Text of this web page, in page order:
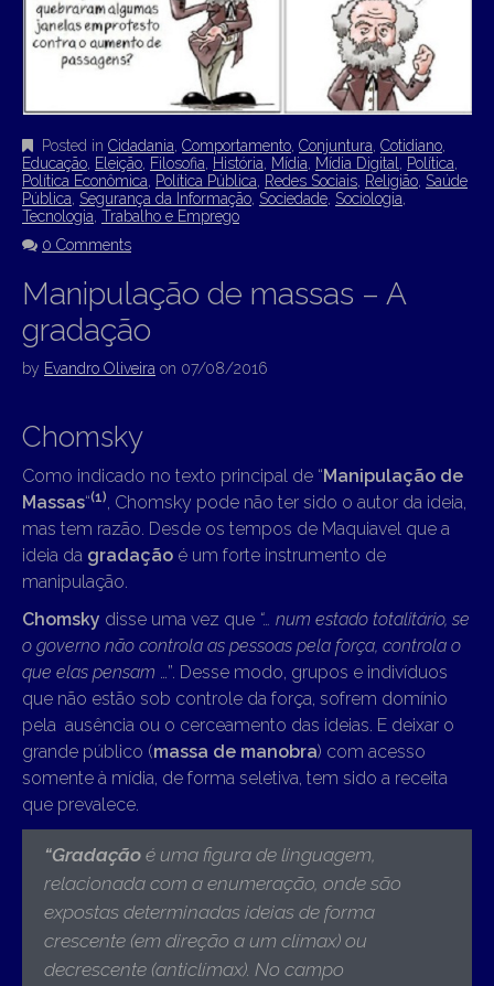
Posted in Cidadania, Comportamento, Conjuntura, Cotidiano,
Educação, Eleição, Filosofia, História, Mídia, Mídia Digital, Política,
Política Econômica, Política Pública, Redes Sociais, Religião, Saúde
Pública, Segurança da Informação, Sociedade, Sociologia,
Tecnologia, Trabalho e Emprego
0 Comments
Manipulação de massas – A
gradação
by Evandro Oliveira on 07/08/2016
Chomsky
Como indicado no texto principal de “Manipulação de
Massas“(1), Chomsky pode não ter sido o autor da ideia,
mas tem razão. Desde os tempos de Maquiavel que a
ideia da gradação é um forte instrumento de
manipulação.
Chomsky disse uma vez que “… num estado totalitário, se
o governo não controla as pessoas pela força, controla o
que elas pensam …”. Desse modo, grupos e indivíduos
que não estão sob controle da força, sofrem domínio
pela ausência ou o cerceamento das ideias. E deixar o
grande público (massa de manobra) com acesso
somente à mídia, de forma seletiva, tem sido a receita
que prevalece.
“Gradação é uma figura de linguagem,
relacionada com a enumeração, onde são
expostas determinadas ideias de forma
crescente (em direção a um clímax) ou
decrescente (anticlímax). No campo